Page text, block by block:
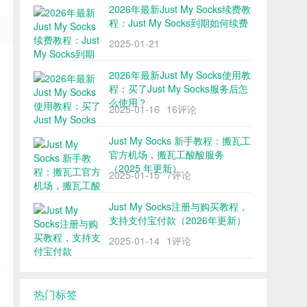
2026年最新Just My Socks续费教
程：Just My Socks到期如何续费
2025-01-21
2026年最新Just My Socks使用教
程：买了Just My Socks服务后怎
么使用？
2025-01-16 16评论
Just My Socks 新手教程：搬瓦工
官方机场，搬瓦工酸酸服务
（2025 年更新）
2025-01-15 7评论
Just My Socks注册与购买教程，
支持支付宝付款（2026年更新）
2025-01-14 1评论
热门标签